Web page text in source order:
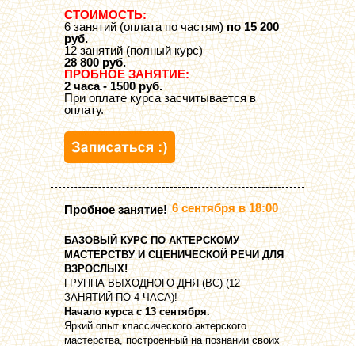
СТОИМОСТЬ:
6 занятий (оплата по частям)по 15 200
руб.
12 занятий (полный курс)
28 800 руб.
ПРОБНОЕ ЗАНЯТИЕ:
2 часа - 1500 руб.
При оплате курса засчитывается в
оплату.
Пробное занятие! 6 сентября в 18:00
БАЗОВЫЙ КУРС ПО АКТЕРСКОМУ
МАСТЕРСТВУ И СЦЕНИЧЕСКОЙ РЕЧИ ДЛЯ
ВЗРОСЛЫХ!
ГРУППА ВЫХОДНОГО ДНЯ (ВС) (12
ЗАНЯТИЙ ПО 4 ЧАСА)!
Начало курса с 13 сентября.
Яркий опыт классического актерского
мастерства, построенный на познании своих